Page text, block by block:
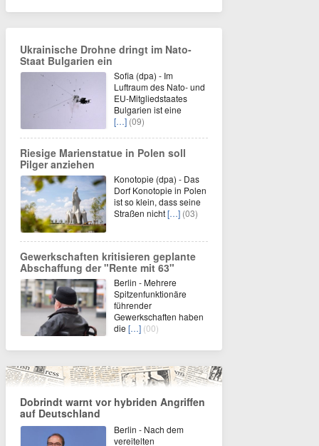
Ukrainische Drohne dringt im Nato-
Staat Bulgarien ein
Sofia (dpa) - Im
Luftraum des Nato- und
EU-Mitgliedstaates
Bulgarien ist eine
[…] (09)
Riesige Marienstatue in Polen soll
Pilger anziehen
Konotopie (dpa) - Das
Dorf Konotopie in Polen
ist so klein, dass seine
Straßen nicht[…] (03)
Gewerkschaften kritisieren geplante
Abschaffung der "Rente mit 63"
Berlin - Mehrere
Spitzenfunktionäre
führender
Gewerkschaften haben
die […] (00)
Dobrindt warnt vor hybriden Angriffen
auf Deutschland
Berlin - Nach dem
vereitelten